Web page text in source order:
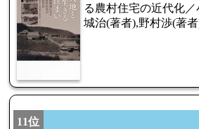
る農村住宅の近代化
城治(著者),野村渉(著
11位